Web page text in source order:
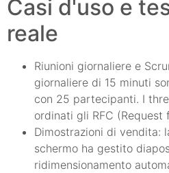
Casi d'uso e
reale
Riunioni giornaliere e
giornaliere di 15 minuti
con 25 partecipanti. I
ordinati gli RFC (Request
Dimostrazioni di vendita:
schermo ha gestito
ridimensionamento